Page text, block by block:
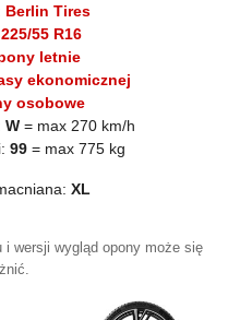
Berlin Tires
225/55 R16
letnie
ekonomicznej
osobowe
W = max 270 km/h
99 = max 775 kg
XL
i wersji wygląd opony może się